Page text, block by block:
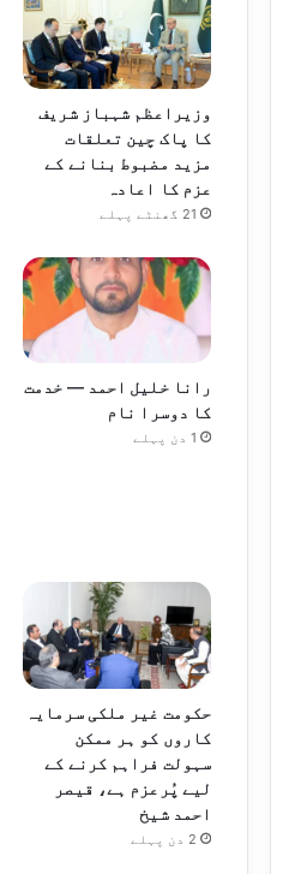
وزیراعظم شہباز شریف
کا پاک چین تعلقات
مزید مضبوط بنانے کے
عزم کا اعادہ
21 گھنٹے پہلے
رانا خلیل احمد — خدمت
کا دوسرا نام
1 دن پہلے
حکومت غیر ملکی سرمایہ
کاروں کو ہر ممکن
سہولت فراہم کرنے کے
لیے پُرعزم ہے، قیصر
احمد شیخ
2 دن پہلے